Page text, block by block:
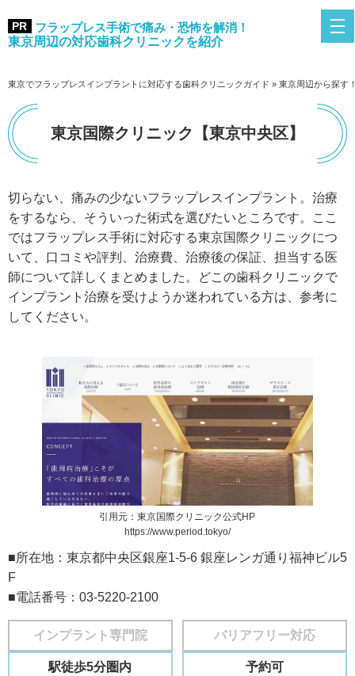
フラップレス手術で痛み・恐怖を解消！
東京周辺の対応歯科クリニックを紹介
東京でフラップレスインプラントに対応する歯科クリニックガイド » 東京周辺から探す
東京国際クリニック【東京中央区】
切らない、痛みの少ないフラップレスインプラント。治療
をするなら、そういった術式を選びたいところです。ここ
ではフラップレス手術に対応する東京国際クリニックにつ
いて、口コミや評判、治療費、治療後の保証、担当する医
師について詳しくまとめました。どこの歯科クリニックで
インプラント治療を受けようか迷われている方は、参考に
してください。
引用元：東京国際クリニック公式HP
https://www.period.tokyo/
■所在地：東京都中央区銀座1-5-6 銀座レンガ通り福神ビル5
F
■電話番号：03-5220-2100
インプラント専門院 バリアフリー対応
駅徒歩5分圏内 予約可